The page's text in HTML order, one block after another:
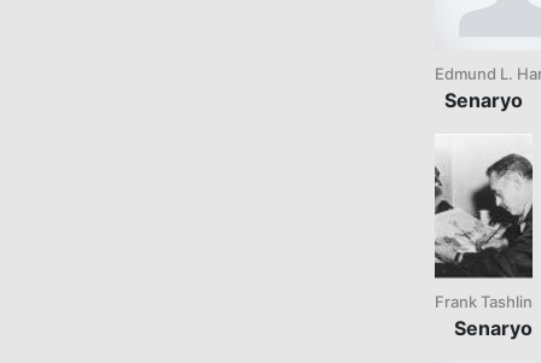
Edmund L.
Senaryo
Frank Tashlin
Senaryo